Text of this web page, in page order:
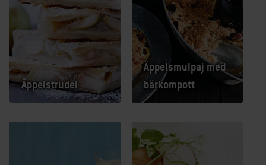
Äppelstrudel
Äppelsmulpaj med
bärkompott